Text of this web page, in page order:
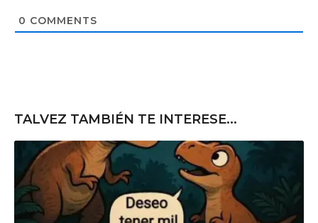
e
0 COMMENTS
TALVEZ TAMBIÉN TE INTERESE...